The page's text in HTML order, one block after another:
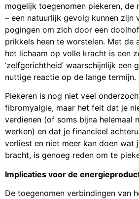
mogelijk toegenomen piekeren, de
– een natuurlijk gevolg kunnen zijn
pogingen om zich door een
prikkels heen te worstelen. Met de
het lichaam op volle kracht is een
‘zelfgerichtheid’ waarschijnlijk een
nuttige reactie op de lange termijn.
Piekeren is nog niet veel
fibromyalgie, maar het feit dat je
verdienen (of soms bijna helemaal
werken) en dat je financieel
verliest en niet meer kan doen wat
bracht, is genoeg reden om te
Implicaties voor de
De toegenomen verbindingen van